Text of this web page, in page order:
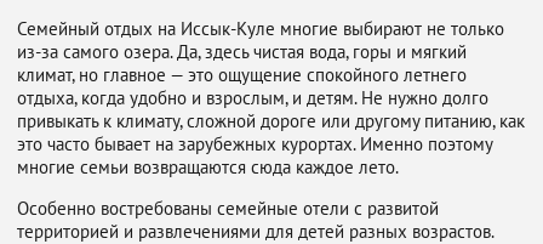
Семейный отдых на Иссык-Куле многие выбирают не только
из-за самого озера. Да, здесь чистая вода, горы и мягкий
климат, но главное — это ощущение спокойного летнего
отдыха, когда удобно и взрослым, и детям. Не нужно долго
привыкать к климату, сложной дороге или другому питанию, как
это часто бывает на зарубежных курортах. Именно поэтому
многие семьи возвращаются сюда каждое лето.
Особенно востребованы семейные отели с развитой
территорией и развлечениями для детей разных возрастов.